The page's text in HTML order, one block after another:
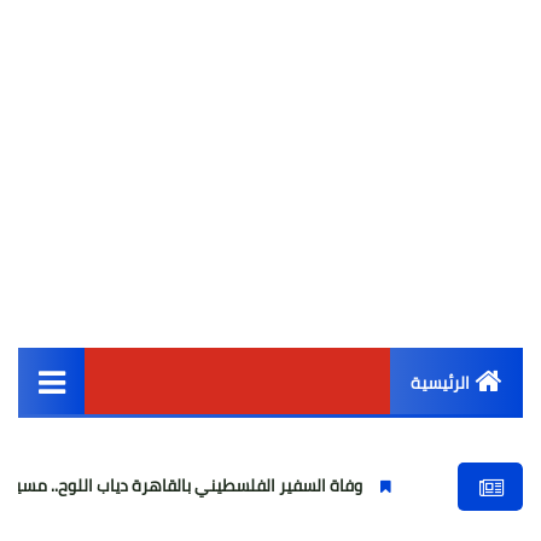
الرئيسية
أخبار مصر
وفاة السفير الفلسطيني بالقاهرة دياب اللوح.. مسيرة وطنية